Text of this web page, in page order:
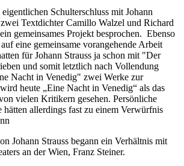
Schulterschluss mit Johann
zwei Textdichter Camillo Walzel und Richard
gemeinsames Projekt besprochen. Ebenso
eine gemeinsame vorangehende Arbeit
für Johann Strauss ja schon mit "Der
und somit letztlich nach Vollendung
Nacht in Venedig" zwei Werke zur
heute „Eine Nacht in Venedig“ als das
vielen Kritikern gesehen. Persönliche
allerdings fast zu einem Verwürfnis
Johann Strauss begann ein Verhältnis mit
an der Wien, Franz Steiner.